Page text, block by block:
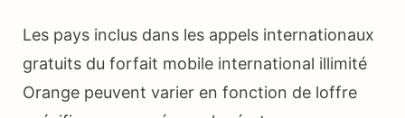
Les pays inclus dans les appels internationaux
gratuits du forfait mobile international illimité
Orange peuvent varier en fonction de loffre